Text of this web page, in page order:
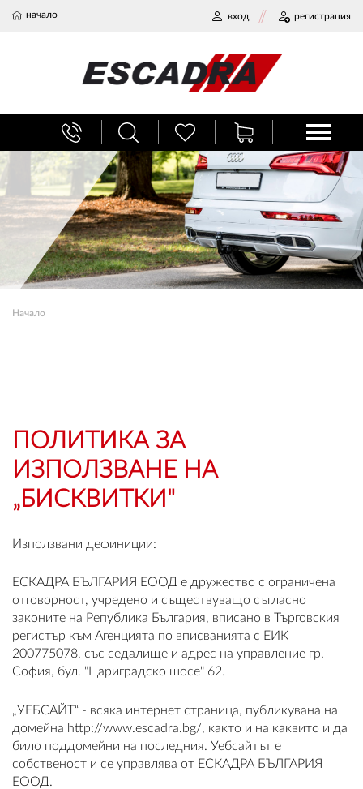
начало вход регистрация
Начало
ПОЛИТИКА ЗА
ИЗПОЛЗВАНЕ НА
„БИСКВИТКИ"
Използвани дефиниции:
ЕСКАДРА БЪЛГАРИЯ ЕООД е дружество с ограничена
отговорност, учредено и съществуващо съгласно
законите на Република България, вписано в Търговския
регистър към Агенцията по вписванията с ЕИК
200775078, със седалище и адрес на управление гр.
София, бул. "Цариградско шосе" 62.
„УЕБСАЙТ“ - всяка интернет страница, публикувана на
домейна http://www.escadra.bg/, както и на каквито и да
било поддомейни на последния. Уебсайтът е
собственост и се управлява от ЕСКАДРА БЪЛГАРИЯ
ЕООД.
БАГАЖНИЦИ
ТЕГЛИЧ ЗА КОЛА
ВЕРИГИ ЗА СНЯГ
ХЛАДИЛНИ ЧАНТИ
0 продукта
Количка
Вход
Регистрация